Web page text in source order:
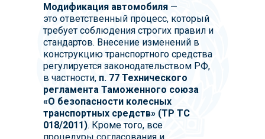
Модификация автомобиля —
это ответственный процесс, который
требует соблюдения строгих правил и
стандартов. Внесение изменений в
конструкцию транспортного средства
регулируется законодательством РФ,
в частности, п. 77 Технического
регламента Таможенного союза
«О безопасности колесных
транспортных средств» (ТР ТС
018/2011). Кроме того, все